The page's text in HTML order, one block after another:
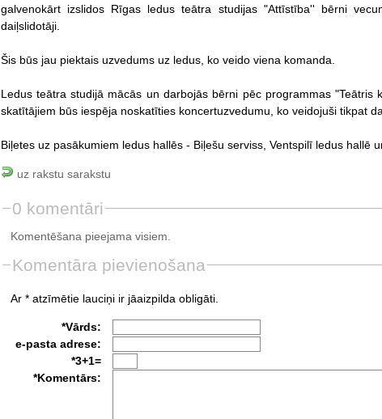
galvenokārt izslidos Rīgas ledus teātra studijas "Attīstība'' bērni
daiļslidotāji.
Šis būs jau piektais uzvedums uz ledus, ko veido viena komanda.
Ledus teātra studijā mācās un darbojās bērni pēc programmas
skatītājiem būs iespēja noskatīties koncertuzvedumu, ko veidojuši tikpat
Biļetes uz pasākumiem ledus hallēs - Biļešu serviss, Ventspilī ledus hallē
uz rakstu sarakstu
0 komentāri
Komentēšana pieejama visiem.
Komentāra pievienošana
Ar * atzīmētie lauciņi ir jāaizpilda obligāti.
*Vārds:
e-pasta adrese:
*3+1=
*Komentārs: